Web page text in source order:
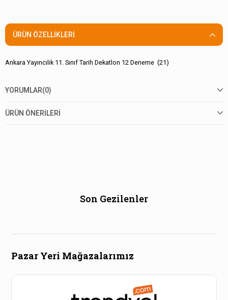
ÜRÜN ÖZELLIKLERI
Ankara Yayıncılık 11. Sınıf Tarih Dekatlon 12 Deneme (21)
YORUMLAR(0)
ÜRÜN ÖNERILERI
Son Gezilenler
Pazar Yeri Mağazalarımız